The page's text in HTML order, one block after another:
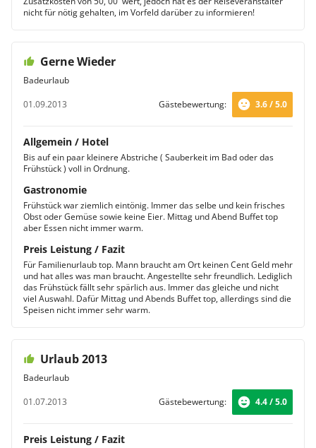
nicht für nötig gehalten, im Vorfeld darüber zu informieren!
Gerne Wieder
Badeurlaub
01.09.2013
Gästebewertung: 3.6 / 5.0
Allgemein / Hotel
Bis auf ein paar kleinere Abstriche ( Sauberkeit im Bad oder das
Frühstück ) voll in Ordnung.
Gastronomie
Frühstück war ziemlich eintönig. Immer das selbe und kein frisches
Obst oder Gemüse sowie keine Eier. Mittag und Abend Buffet top
aber Essen nicht immer warm.
Preis Leistung / Fazit
Für Familienurlaub top. Mann braucht am Ort keinen Cent Geld mehr
und hat alles was man braucht. Angestellte sehr freundlich. Lediglich
das Frühstück fällt sehr spärlich aus. Immer das gleiche und nicht
viel Auswahl. Dafür Mittag und Abends Buffet top, allerdings sind die
Speisen nicht immer sehr warm.
Urlaub 2013
Badeurlaub
01.07.2013
Gästebewertung: 4.4 / 5.0
Preis Leistung / Fazit